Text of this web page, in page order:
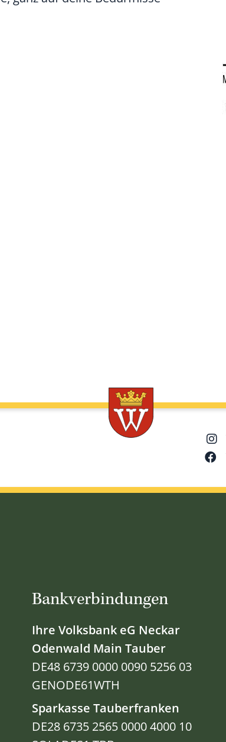
Bankverbindungen
Ihre Volksbank eG Neckar
Odenwald Main Tauber
DE48 6739 0000 0090 5256 03
GENODE61WTH
Sparkasse Tauberfranken
DE28 6735 2565 0000 4000 10